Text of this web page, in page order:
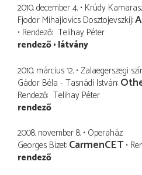
2010. december 4. Krúdy
Fjodor Mihajlovics Dosztojevszkij
Rendező Telihay Péter
rendező látvány
2010. március 12. Zalaegerszegi
Gádor Béla - Tasnádi István
Rendező Telihay Péter
rendező
2008. november 8. Operaház
Georges Bizet CarmenCET
rendező